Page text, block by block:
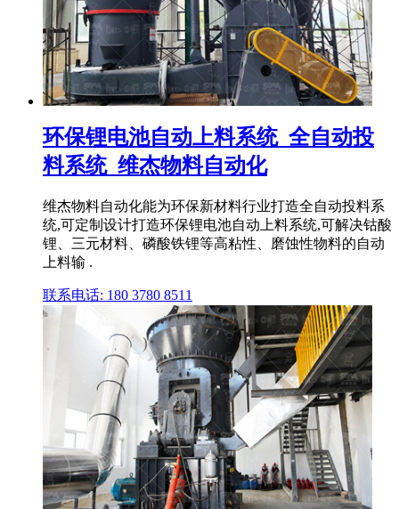
环保锂电池自动上料系统_全自动投
料系统_维杰物料自动化
维杰物料自动化能为环保新材料行业打造全自动投料系
统,可定制设计打造环保锂电池自动上料系统,可解决钴酸
锂、三元材料、磷酸铁锂等高粘性、磨蚀性物料的自动
上料输 .
联系电话: 180 3780 8511